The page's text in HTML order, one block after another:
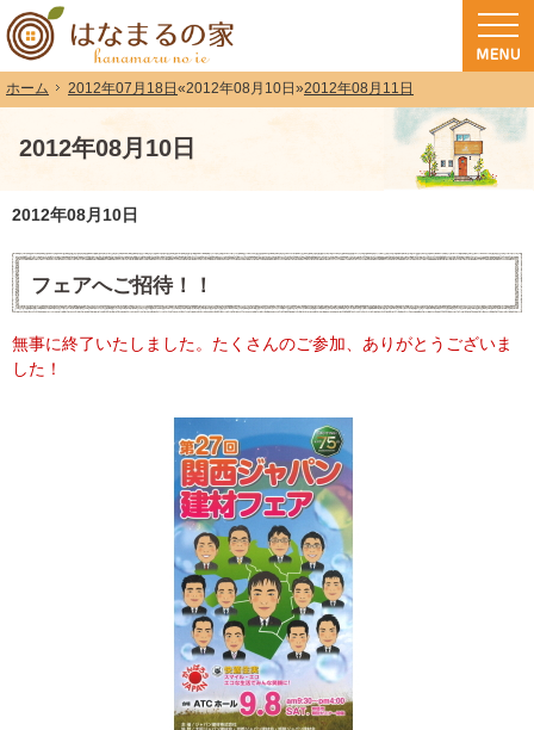
ホーム 2012年07月18日 «2012年08月10日 »2012年08月11日
2012年08月10日
和歌山（和歌山市・岩出市・海南市・紀の川市）で注文住宅(長期優良住宅・
注文住宅・高気密高断熱・長期優良住宅・ZEH・耐震なら（和歌山・和歌山市）
2012年08月10日
フェアへご招待！！
無事に終了いたしました。たくさんのご参加、ありがとうございま
した！